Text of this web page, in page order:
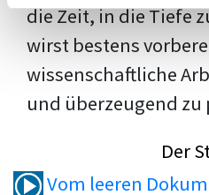
die Zeit, in die Tiefe
wirst bestens
wissenschaftliche
und überzeugend zu
Der
Vom leeren